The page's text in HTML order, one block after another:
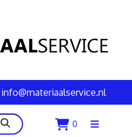
info@materiaalservice.nl
zoeken 0
Menu